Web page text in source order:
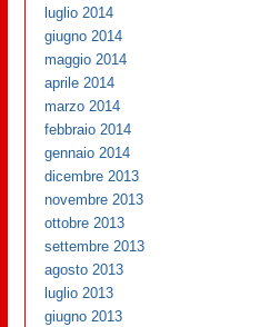
luglio 2014
giugno 2014
maggio 2014
aprile 2014
marzo 2014
febbraio 2014
gennaio 2014
dicembre 2013
novembre 2013
ottobre 2013
settembre 2013
agosto 2013
luglio 2013
giugno 2013